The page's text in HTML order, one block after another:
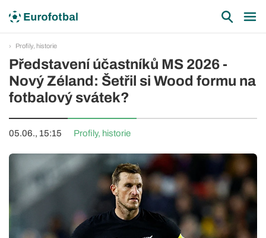
Profily, historie
Představení účastníků MS 2026 -
Nový Zéland: Šetřil si Wood formu na
fotbalový svátek?
05.06., 15:15 Profily, historie